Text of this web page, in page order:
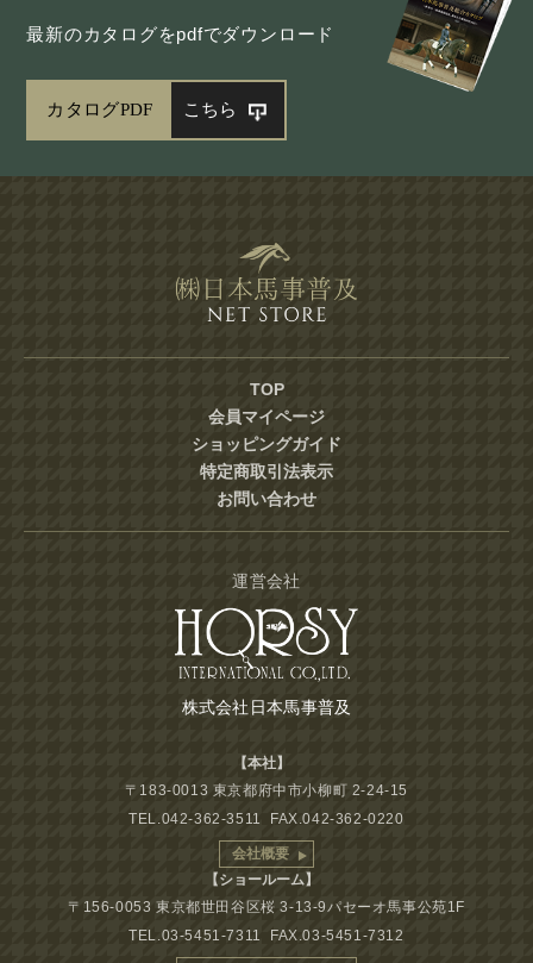
最新のカタログをpdfでダウンロード
カタログPDF こちら
TOP
会員マイページ
ショッピングガイド
特定商取引法表示
お問い合わせ
運営会社
株式会社日本馬事普及
【本社】
〒183-0013 東京都府中市小柳町 2-24-15
TEL.042-362-3511 FAX.042-362-0220
会社概要
【ショールーム】
〒156-0053 東京都世田谷区桜 3-13-9パセーオ馬事公苑1F
TEL.03-5451-7311 FAX.03-5451-7312